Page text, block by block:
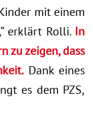
mit einem
erklärt Rolli. In
zu zeigen, dass
Dank eines
es dem PZS,